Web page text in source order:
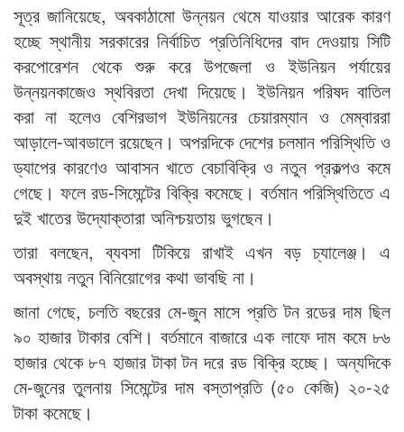
সূত্র জানিয়েছে, অবকাঠামো উন্নয়ন থেমে যাওয়ার আরেক কারণ
হচ্ছে স্থানীয় সরকারের নির্বাচিত প্রতিনিধিদের বাদ দেওয়ায় সিটি
করপোরেশন থেকে শুরু করে উপজেলা ও ইউনিয়ন পর্যায়ের
উন্নয়নকাজেও স্থবিরতা দেখা দিয়েছে। ইউনিয়ন পরিষদ বাতিল
করা না হলেও বেশিরভাগ ইউনিয়নের চেয়ারম্যান ও মেম্বাররা
আড়ালে-আবডালে রয়েছেন। অপরদিকে দেশের চলমান পরিস্থিতি ও
ড্যাপের কারণেও আবাসন খাতে বেচাবিক্রি ও নতুন প্রকল্পও কমে
গেছে। ফলে রড-সিমেন্টের বিক্রি কমেছে। বর্তমান পরিস্থিতিতে এ
দুই খাতের উদ্যোক্তারা অনিশ্চয়তায় ভুগছেন।
তারা বলছেন, ব্যবসা টিকিয়ে রাখাই এখন বড় চ্যালেঞ্জ। এ
অবস্থায় নতুন বিনিয়োগের কথা ভাবছি না।
জানা গেছে, চলতি বছরের মে-জুন মাসে প্রতি টন রডের দাম ছিল
৯০ হাজার টাকার বেশি। বর্তমানে বাজারে এক লাফে দাম কমে ৮৬
হাজার থেকে ৮৭ হাজার টাকা টন দরে রড বিক্রি হচ্ছে। অন্যদিকে
মে-জুনের তুলনায় সিমেন্টের দাম বস্তাপ্রতি (৫০ কেজি) ২০-২৫
টাকা কমেছে।